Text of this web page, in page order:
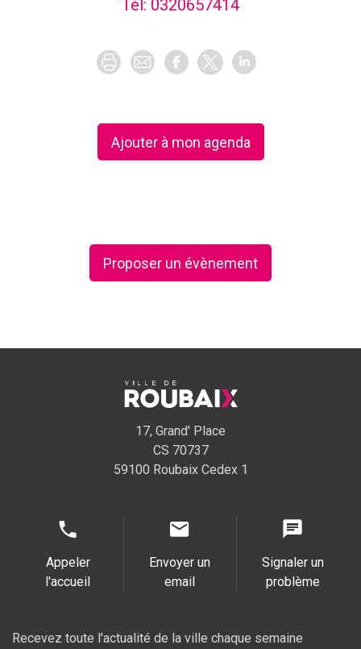
Tél: 0320657414
Ajouter à mon agenda
Proposer un évènement
17, Grand' Place
CS 70737
59100 Roubaix Cedex 1
Appeler
l'accueil
Envoyer un
email
Signaler un
problème
Recevez toute l'actualité de la ville chaque semaine